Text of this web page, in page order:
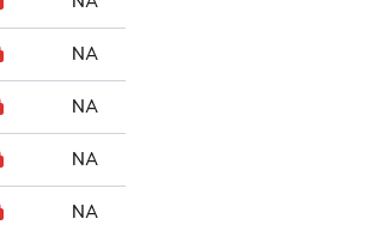
NA
NA
NA
NA